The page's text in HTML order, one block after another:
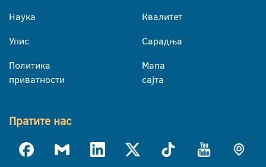
Наука
Упис
Политика
приватности
Квалитет
Сарадња
Мапа
сајта
Пратите нас